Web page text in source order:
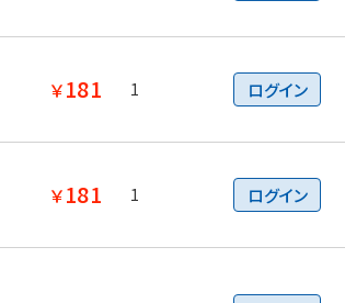
￥181 1 ログイン
￥181 1 ログイン